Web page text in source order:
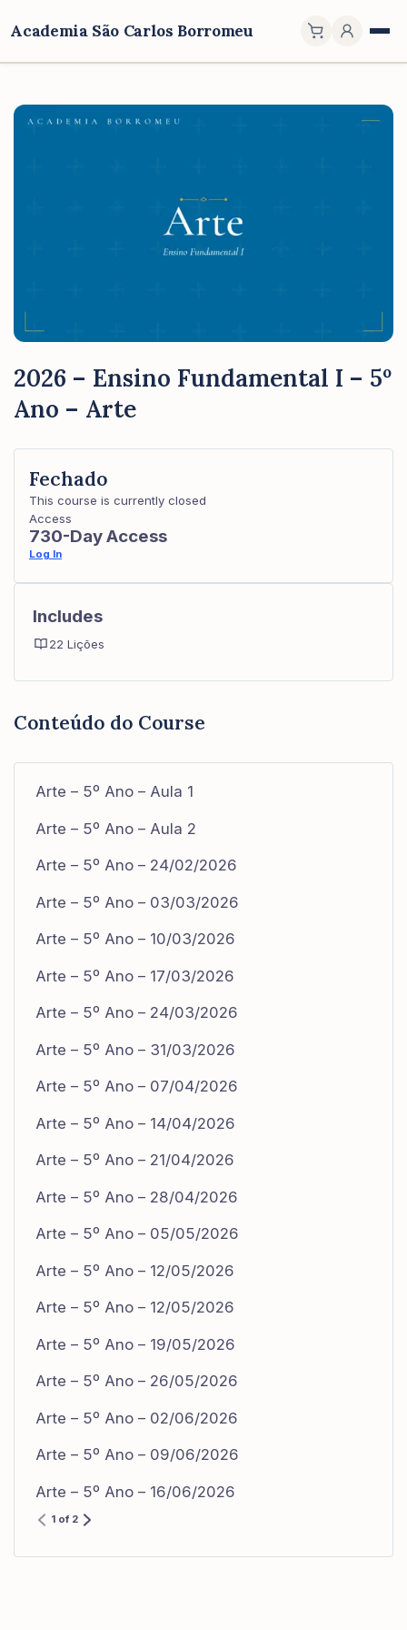
Academia São Carlos Borromeu
2026 – Ensino Fundamental I – 5º
Ano – Arte
Conteúdo do Course
Arte – 5º Ano – Aula 1
Arte – 5º Ano – Aula 2
Arte – 5º Ano – 24/02/2026
Arte – 5º Ano – 03/03/2026
Arte – 5º Ano – 10/03/2026
Arte – 5º Ano – 17/03/2026
Arte – 5º Ano – 24/03/2026
Arte – 5º Ano – 31/03/2026
Arte – 5º Ano – 07/04/2026
Arte – 5º Ano – 14/04/2026
Arte – 5º Ano – 21/04/2026
Arte – 5º Ano – 28/04/2026
Arte – 5º Ano – 05/05/2026
Arte – 5º Ano – 12/05/2026
Arte – 5º Ano – 12/05/2026
Arte – 5º Ano – 19/05/2026
Arte – 5º Ano – 26/05/2026
Arte – 5º Ano – 02/06/2026
Arte – 5º Ano – 09/06/2026
Arte – 5º Ano – 16/06/2026
1 of 2
Fechado
This course is currently closed
Access
730-Day Access
Log In
Includes
22 Lições